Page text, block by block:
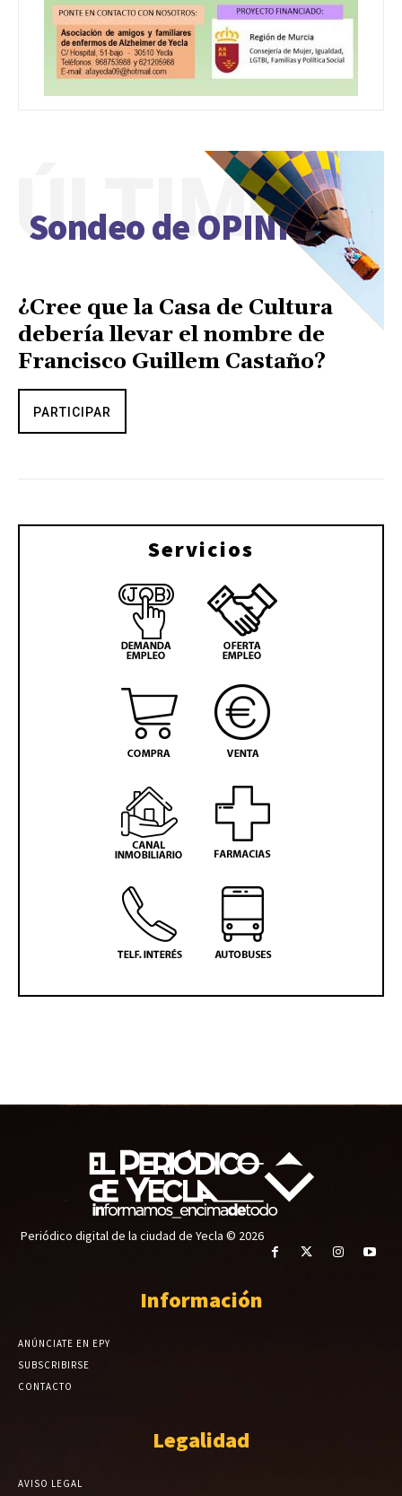
Sondeo de OPINIÓN
ÚLTIMO
¿Cree que la Casa de Cultura
debería llevar el nombre de
Francisco Guillem Castaño?
PARTICIPAR
Servicios
Periódico digital de la ciudad de Yecla © 2026
Información
ANÚNCIATE EN EPY
SUBSCRIBIRSE
CONTACTO
Legalidad
AVISO LEGAL